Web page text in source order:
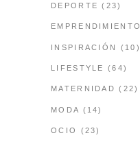
DEPORTE (23)
EMPRENDIMIENTO
INSPIRACIÓN (10)
LIFESTYLE (64)
MATERNIDAD (22)
MODA (14)
OCIO (23)